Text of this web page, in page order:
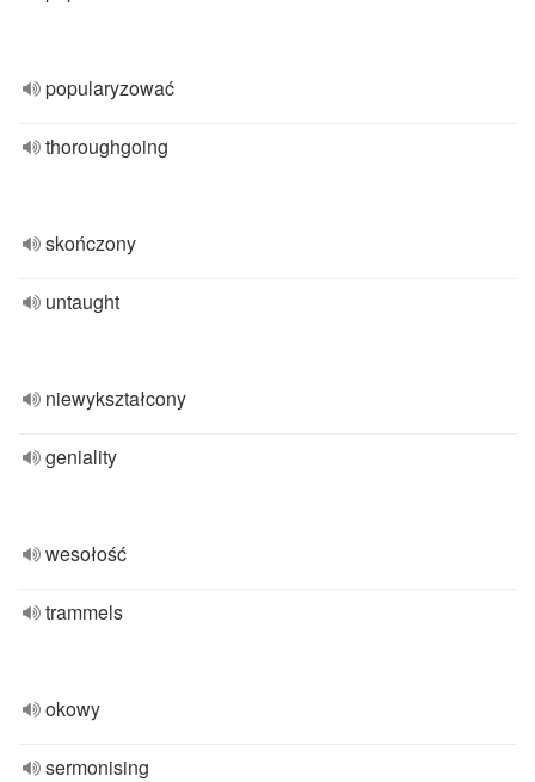
popularyzować
thoroughgoing
skończony
untaught
niewykształcony
geniality
wesołość
trammels
okowy
sermonising